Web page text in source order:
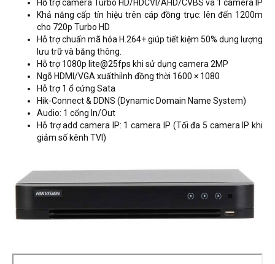
Hỗ trợ camera Turbo HD/HDCVI/AHD/CVBS và 1 camera IP
Khả năng cấp tín hiệu trên cáp đồng trục: lên đến 1200m
cho 720p Turbo HD
Hỗ trợ chuẩn mã hóa H.264+ giúp tiết kiệm 50% dung lượng
lưu trữ và băng thông.
Hỗ trợ 1080p lite@25fps khi sử dụng camera 2MP
Ngõ HDMI/VGA xuấthiình đồng thời 1600 × 1080
Hỗ trợ 1 ổ cứng Sata
Hik-Connect & DDNS (Dynamic Domain Name System)
Audio: 1 cổng In/Out
Hỗ trợ add camera IP: 1 camera IP (Tối đa 5 camera IP khi
giảm số kênh TVI)